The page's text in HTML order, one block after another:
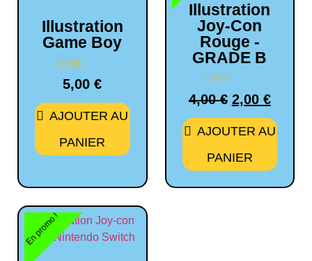
Illustration
Game Boy
Note
5,00€
AJOUTER AU
PANIER
Illustration
Joy-Con
Rouge -
GRADE B
Note
0
4,00€ 2,00 €
AJOUTER AU
PANIER
En promo !